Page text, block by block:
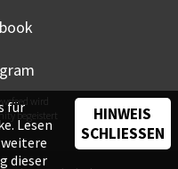
wird
begeistert
für
Lesen
dieser
HINWEIS
SCHLIESSEN